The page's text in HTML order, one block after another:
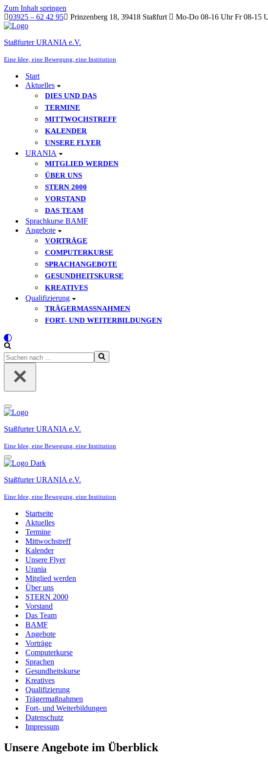
Zum Inhalt springen
03925 – 62 42 95
Prinzenberg 18, 39418 Staßfurt Mo-Do 08-16 Uhr Fr 08-15
Staßfurter URANIA e.V.
Eine Idee, eine Bewegung, eine Institution
Start
Aktuelles
DIES UND DAS
TERMINE
MITTWOCHSTREFF
KALENDER
UNSERE FLYER
URANIA
MITGLIED WERDEN
ÜBER UNS
STERN 2000
VORSTAND
DAS TEAM
Sprachkurse BAMF
Angebote
VORTRÄGE
COMPUTERKURSE
SPRACHANGEBOTE
GESUNDHEITSKURSE
KREATIVES
Qualifizierung
TRÄGERMASSNAHMEN
FORT- UND WEITERBILDUNGEN
Suchen
nach …
Navigationsmenü
Staßfurter URANIA e.V.
Eine Idee, eine Bewegung, eine Institution
Navigationsmenü
Staßfurter URANIA e.V.
Eine Idee, eine Bewegung, eine Institution
Startseite
Aktuelles
Termine
Mittwochstreff
Kalender
Unsere Flyer
Urania
Mitglied werden
Über uns
STERN 2000
Vorstand
Das Team
BAMF
Angebote
Vorträge
Computerkurse
Sprachen
Gesundheitskurse
Kreatives
Qualifizierung
Trägermaßnahmen
Fort- und Weiterbildungen
Datenschutz
Impressum
Unsere Angebote im Überblick